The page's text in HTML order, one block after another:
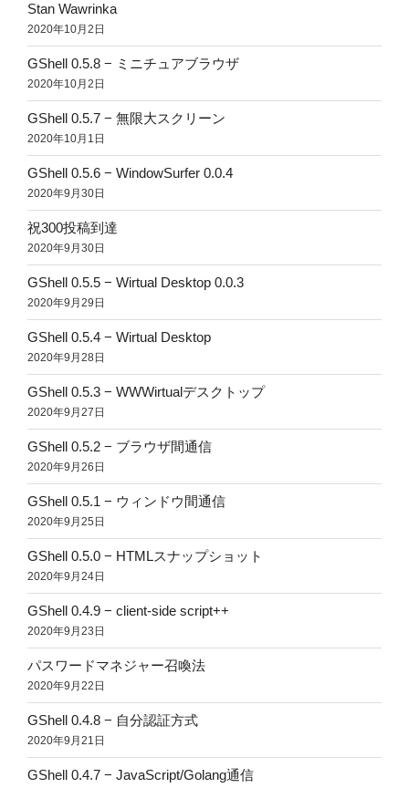
Stan Wawrinka
2020年10月2日
GShell 0.5.8 − ミニチュアブラウザ
2020年10月2日
GShell 0.5.7 − 無限大スクリーン
2020年10月1日
GShell 0.5.6 − WindowSurfer 0.0.4
2020年9月30日
祝300投稿到達
2020年9月30日
GShell 0.5.5 − Wirtual Desktop 0.0.3
2020年9月29日
GShell 0.5.4 − Wirtual Desktop
2020年9月28日
GShell 0.5.3 − WWWirtualデスクトップ
2020年9月27日
GShell 0.5.2 − ブラウザ間通信
2020年9月26日
GShell 0.5.1 − ウィンドウ間通信
2020年9月25日
GShell 0.5.0 − HTMLスナップショット
2020年9月24日
GShell 0.4.9 − client-side script++
2020年9月23日
パスワードマネジャー召喚法
2020年9月22日
GShell 0.4.8 − 自分認証方式
2020年9月21日
GShell 0.4.7 − JavaScript/Golang通信